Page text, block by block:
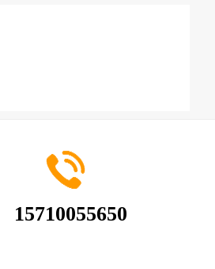
15710055650